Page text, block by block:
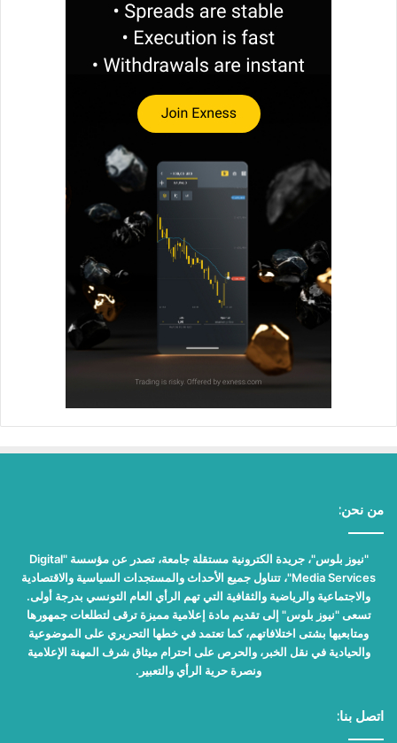
من نحن:
"نيوز بلوس"، جريدة الكترونية مستقلة جامعة، تصدر عن مؤسسة "Digital
Media Services"، تتناول جميع الأحداث والمستجدات السياسية والاقتصادية
والاجتماعية والرياضية والثقافية التي تهم الرأي العام التونسي بدرجة أولى.
تسعى "نيوز بلوس" إلى تقديم مادة إعلامية مميزة ترقى لتطلعات جمهورها
ومتابعيها بشتى اختلافاتهم، كما تعتمد في خطها التحريري على الموضوعية
والحيادية في نقل الخبر، والحرص على احترام ميثاق شرف المهنة الإعلامية
ونصرة حرية الرأي والتعبير.
اتصل بنا: